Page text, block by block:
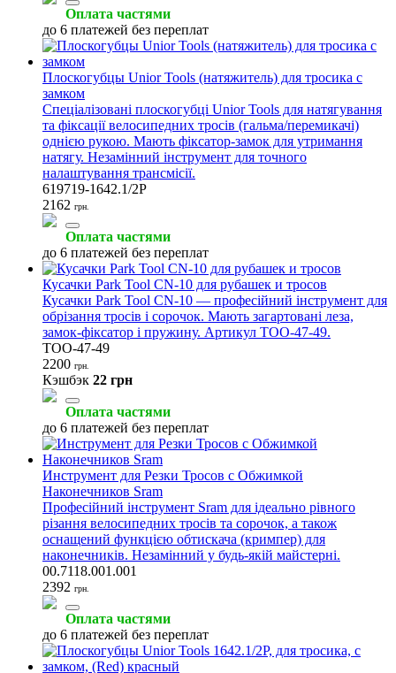
Оплата частями
до 6 платежей без переплат
Плоскогубцы Unior Tools (натяжитель) для тросика с
замком
Спеціалізовані плоскогубці Unior Tools для натягування
та фіксації велосипедних тросів (гальма/перемикачі)
однією рукою. Мають фіксатор-замок для утримання
натягу. Незамінний інструмент для точного
налаштування трансмісії.
619719-1642.1/2P
2162 грн.
Оплата частями
до 6 платежей без переплат
Кусачки Park Tool CN-10 для рубашек и тросов
Кусачки Park Tool CN-10 — професійний інструмент для
обрізання тросів і сорочок. Мають загартовані леза,
замок-фіксатор і пружину. Артикул TOO-47-49.
TOO-47-49
2200 грн.
Кэшбэк 22 грн
Оплата частями
до 6 платежей без переплат
Инструмент для Резки Тросов с Обжимкой
Наконечников Sram
Професійний інструмент Sram для ідеально рівного
різання велосипедних тросів та сорочок, а також
оснащений функцією обтискача (кримпер) для
наконечників. Незамінний у будь-якій майстерні.
00.7118.001.001
2392 грн.
Оплата частями
до 6 платежей без переплат